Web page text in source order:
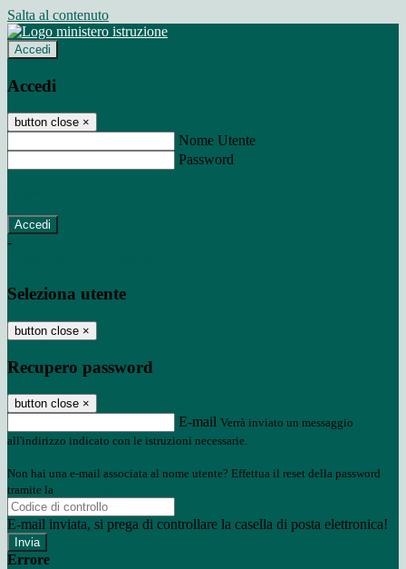
Salta al contenuto
Accedi
Accedi
button close ×
Nome Utente
Password
-
Seleziona utente
button close ×
Recupero password
button close ×
E-mail Verrà inviato un messaggio
all'indirizzo indicato con le istruzioni necessarie.
Non hai una e-mail associata al nome utente? Effettua il reset della password
tramite la
E-mail inviata, si prega di controllare la casella di posta elettronica!
Errore